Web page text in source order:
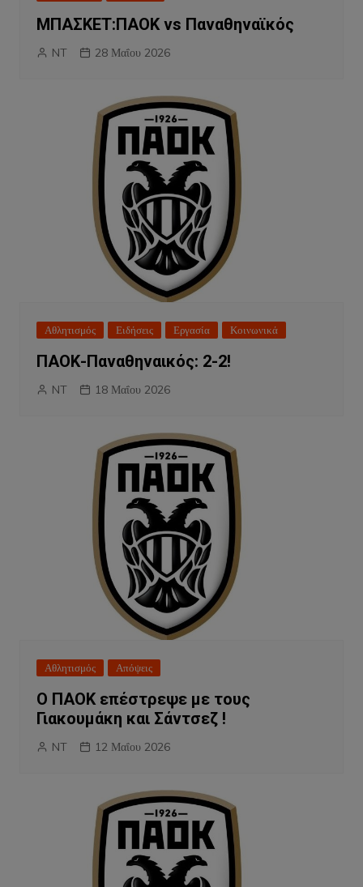
ΜΠΑΣΚΕΤ:ΠΑΟΚ vs Παναθηναϊκός
NT 28 Μαΐου 2026
Αθλητισμός Ειδήσεις Εργασία Κοινωνικά
ΠΑΟΚ-Παναθηναικός: 2-2!
NT 18 Μαΐου 2026
Αθλητισμός Απόψεις
Ο ΠΑΟΚ επέστρεψε με τους
Γιακουμάκη και Σάντσεζ !
NT 12 Μαΐου 2026